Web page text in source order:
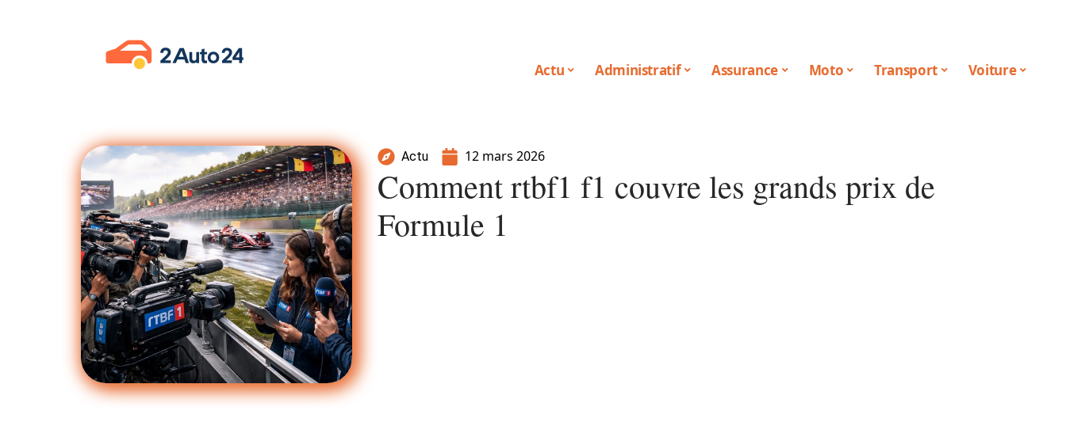
Actu Administratif Assurance Moto Transport Voiture
Actu 12 mars 2026
Comment rtbf1 f1 couvre les grands prix de
Formule 1